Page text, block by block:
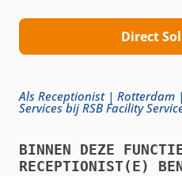
Direct
Als Receptionist | Rotterdam
Services bij RSB Facility
BINNEN DEZE
RECEPTIONIST(E)